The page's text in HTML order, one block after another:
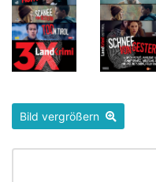
Bild vergrößern